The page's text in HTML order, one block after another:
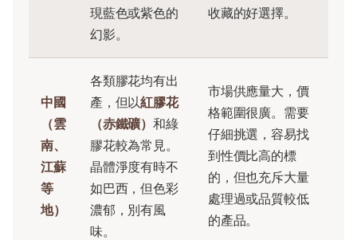
現藍色或紫色的
幻影。
收藏的好選擇。
中國
（雲
南、
江蘇
等
地）
各類膠花均有出
產，但以紅膠花
（赤鐵礦）和綠
膠花較為常見。
晶體淨度有時不
如巴西，但色彩
濃郁，別有風
味。
市場供應量大，價
格範圍很廣。需要
仔細挑選，容易找
到性價比高的標
的，但也充斥大量
處理過或品質較低
的產品。